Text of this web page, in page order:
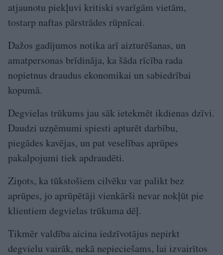
atjaunotu piekļuvi kritiski svarīgām vietām,
tostarp naftas pārstrādes rūpnīcai.
Dažos gadījumos notika arī aizturēšanas, un
amatpersonas brīdināja, ka šāda rīcība rada
nopietnus draudus ekonomikai un sabiedrībai
kopumā.
Degvielas trūkums jau sāk ietekmēt ikdienas dzīvi.
Daudzi uzņēmumi spiesti apturēt darbību,
piegādes kavējas, un pat veselības aprūpes
pakalpojumi tiek apdraudēti.
Ziņots, ka tūkstošiem cilvēku var palikt bez
aprūpes, jo aprūpētāji vienkārši nevar nokļūt pie
klientiem degvielas trūkuma dēļ.
Tikmēr valdība aicina iedzīvotājus nepirkt
degvielu vairāk, nekā nepieciešams, lai izvairītos